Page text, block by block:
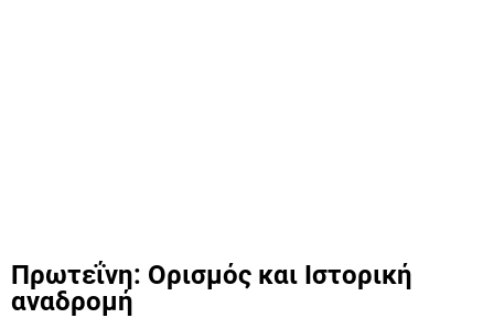
Πρωτεΐνη: Ορισμός και Ιστορική
αναδρομή